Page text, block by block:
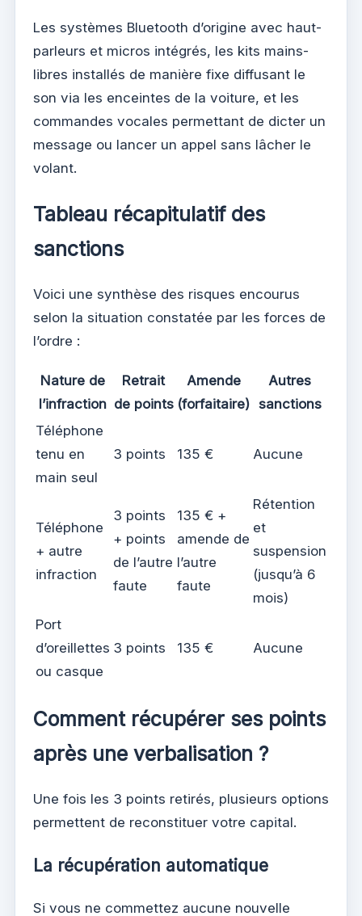
Les systèmes Bluetooth d’origine avec haut-
parleurs et micros intégrés, les kits mains-
libres installés de manière fixe diffusant le
son via les enceintes de la voiture, et les
commandes vocales permettant de dicter un
message ou lancer un appel sans lâcher le
volant.
Tableau récapitulatif des
sanctions
Voici une synthèse des risques encourus
selon la situation constatée par les forces de
l’ordre :
Nature de
l’infraction
Retrait
de points
Amende
(forfaitaire)
Autres
sanctions
Téléphone
tenu en
main seul
3 points 135 € Aucune
Téléphone
+ autre
infraction
3 points
+ points
de l’autre
faute
135 € +
amende de
l’autre
faute
Rétention
et
suspension
(jusqu’à 6
mois)
Port
d’oreillettes
ou casque
3 points 135 € Aucune
Comment récupérer ses points
après une verbalisation ?
Une fois les 3 points retirés, plusieurs options
permettent de reconstituer votre capital.
La récupération automatique
Si vous ne commettez aucune nouvelle